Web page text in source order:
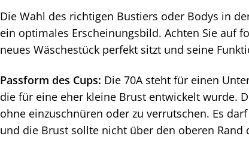
Die Wahl des richtigen Bustiers oder Bodys in
ein optimales Erscheinungsbild. Achten Sie auf
neues Wäschestück perfekt sitzt und seine
Passform des Cups: Die 70A steht für einen
die für eine eher kleine Brust entwickelt wurde.
ohne einzuschnüren oder zu verrutschen. Es
und die Brust sollte nicht über den oberen Rand